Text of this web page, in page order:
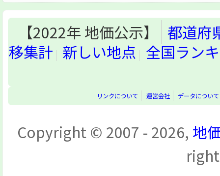
【2022年 地価公示】
都道府
移集計 新しい地点 全国ラン
リンクについて 運営会社 データについて
Copyright © 2007 - 2026, 地